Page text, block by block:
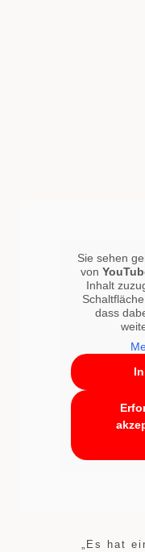
Sie sehen
von
Inhalt
dass
„Es hat